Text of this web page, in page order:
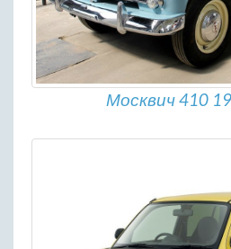
Москвич 410